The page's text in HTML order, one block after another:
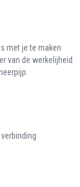
met je te maken
van de werkelijheid